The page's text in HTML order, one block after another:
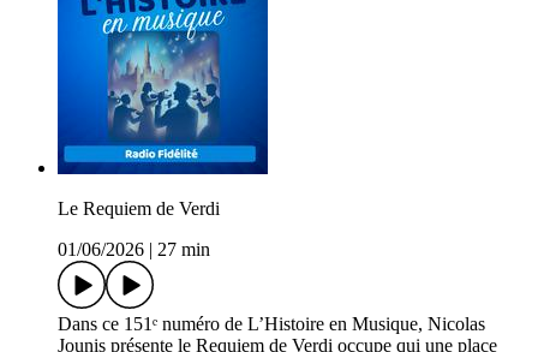
Le Requiem de Verdi
01/06/2026
27 min
Dans ce 151ᵉ numéro de L’Histoire en Musique, Nicolas
Jounis présente le Requiem de Verdi occupe qui une place